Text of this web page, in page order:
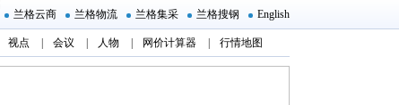
兰格云商 兰格物流 兰格集采 兰格搜钢 English
视点 会议 人物 网价计算器 行情地图